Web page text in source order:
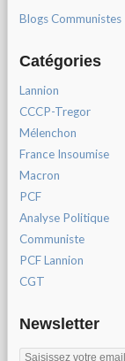
Blogs Communistes
Catégories
Lannion
CCCP-Tregor
Mélenchon
France Insoumise
Macron
PCF
Analyse Politique
Communiste
PCF Lannion
CGT
Newsletter